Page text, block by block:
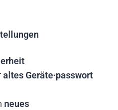
altes Geräte·passwort
neues